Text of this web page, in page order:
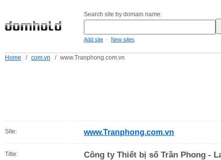
Search site by domain name:
Add site - New sites
Home / com.vn / www.Tranphong.com.vn
Site: www.Tranphong.com.vn
Title:
Công ty Thiết bị số Trần Phong -